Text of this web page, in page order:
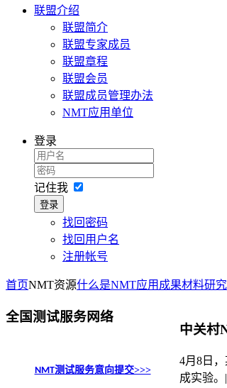
联盟介绍
联盟简介
联盟专家成员
联盟章程
联盟会员
联盟成员管理办法
NMT应用单位
登录
记住我
登录
找回密码
找回用户名
注册帐号
首页NMT资源什么是NMT应用成果材料研究
中关村
4月8日
成实验
全国测试服务网络
NMT测试服务意向提交>>>